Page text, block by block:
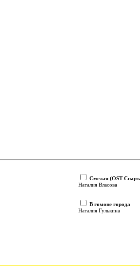
Смелая (OST
Наталия Власова
В гомоне города
Наталия Гулькина